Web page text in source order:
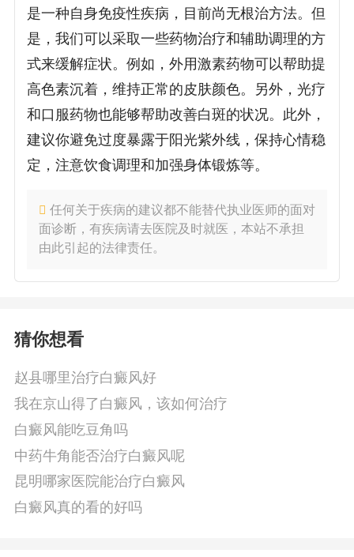
是一种自身免疫性疾病，目前尚无根治方法。但
是，我们可以采取一些药物治疗和辅助调理的方
式来缓解症状。例如，外用激素药物可以帮助提
高色素沉着，维持正常的皮肤颜色。另外，光疗
和口服药物也能够帮助改善白斑的状况。此外，
建议你避免过度暴露于阳光紫外线，保持心情稳
定，注意饮食调理和加强身体锻炼等。
任何关于疾病的建议都不能替代执业医师的面对
面诊断，有疾病请去医院及时就医，本站不承担
由此引起的法律责任。
猜你想看
赵县哪里治疗白癜风好
我在京山得了白癜风，该如何治疗
白癜风能吃豆角吗
中药牛角能否治疗白癜风呢
昆明哪家医院能治疗白癜风
白癜风真的看的好吗